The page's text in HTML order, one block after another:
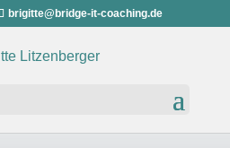
brigitte@bridge-it-coaching.de